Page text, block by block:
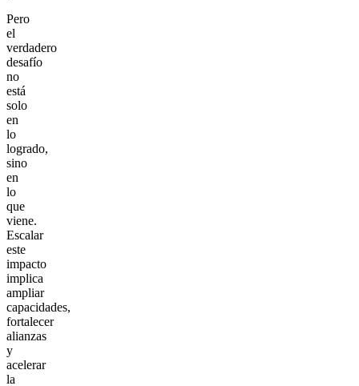
Pero
el
verdadero
desafío
no
está
solo
en
lo
logrado,
sino
en
lo
que
viene.
Escalar
este
impacto
implica
ampliar
capacidades,
fortalecer
alianzas
y
acelerar
la